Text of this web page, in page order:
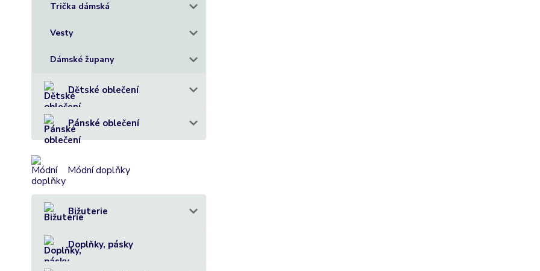
Trička dámská
Vesty
Dámské župany
Dětské oblečení
Pánské oblečení
Módní doplňky
Bižuterie
Doplňky, pásky